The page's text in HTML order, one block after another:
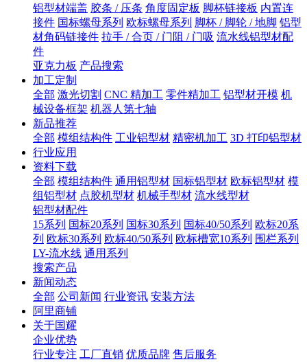
铝型材端盖 胶条 / 压条 角度固定板 脚杯链接板 内置连
接件 国标螺母系列 欧标螺母系列 脚杯 / 脚轮 / 地脚 铝型
材角码链接件 拉手 / 合页 / 门阻 / 门吸 流水线铝型材配
件
亚克力板 产品搜索
加工定制
全部 激光切割 CNC 精加工 零件精加工 铝型材开模 机
械设备框架 机器人第七轴
新品推荐
全部 模组结构件 工业铝型材 精密机加工 3D 打印铝型材
行业应用
资料下载
全部 模组结构件 通用铝型材 国标铝型材 欧标铝型材 模
组铝型材 点胶机型材 机械手型材 流水线型材
铝型材配件
15系列 国标20系列 国标30系列 国标40/50系列 欧标20系
列 欧标30系列 欧标40/50系列 欧标槽宽10系列 围栏系列
LY-流水线 通用系列
搜索产品
新闻动态
全部 公司新闻 行业资讯 安装方法
阿里商铺
关于国耀
企业优势
行业专注 工厂直销 优质品牌 售后服务